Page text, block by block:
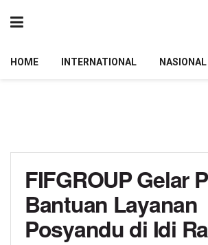
HOME INTERNATIONAL NASIONAL
FIFGROUP Gelar
Bantuan Layanan
Posyandu di Idi